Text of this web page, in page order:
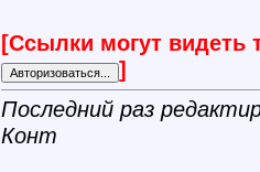
[Ссылки могут видеть
]
Последний раз
Конт